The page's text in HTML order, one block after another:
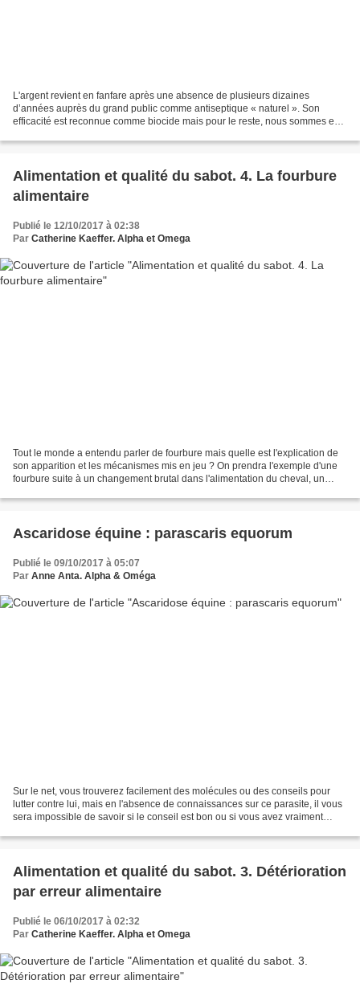
L'argent revient en fanfare après une absence de plusieurs dizaines
d’années auprès du grand public comme antiseptique « naturel ». Son
efficacité est reconnue comme biocide mais pour le reste, nous sommes en
Alimentation et qualité du sabot. 4. La fourbure
alimentaire
Publié le 12/10/2017 à 02:38
Par Catherine Kaeffer. Alpha et Omega
Tout le monde a entendu parler de fourbure mais quelle est l'explication de
son apparition et les mécanismes mis en jeu ? On prendra l'exemple d'une
fourbure suite à un changement brutal dans l'alimentation du cheval, un
Ascaridose équine : parascaris equorum
Publié le 09/10/2017 à 05:07
Par Anne Anta. Alpha & Oméga
Sur le net, vous trouverez facilement des molécules ou des conseils pour
lutter contre lui, mais en l'absence de connaissances sur ce parasite, il vous
sera impossible de savoir si le conseil est bon ou si vous avez vraiment
Alimentation et qualité du sabot. 3. Détérioration
par erreur alimentaire
Publié le 06/10/2017 à 02:32
Par Catherine Kaeffer. Alpha et Omega